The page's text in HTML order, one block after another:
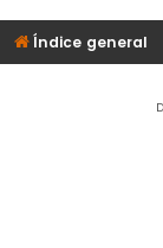
Índice general